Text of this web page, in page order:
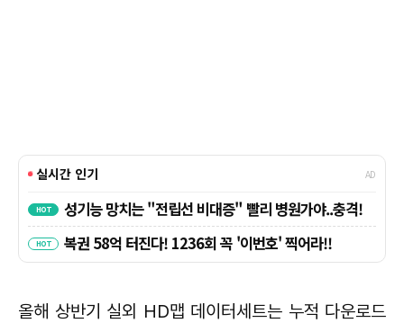
올해 상반기 실외 HD맵 데이터세트는 누적 다운로드